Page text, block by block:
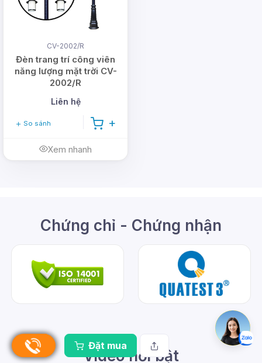
CV-2002/R
Đèn trang trí công viên
năng lượng mặt trời CV-
2002/R
Liên hệ
So sánh
Xem nhanh
Đặt mua
Chứng chỉ - Chứng nhận
Video nổi bật